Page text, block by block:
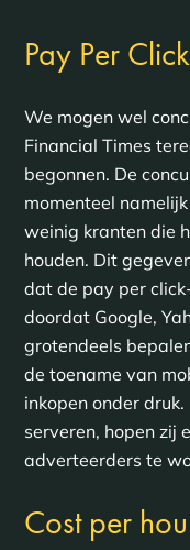
Pay Per
We mogen wel
Financial Times
begonnen. De
momenteel
weinig kranten die
houden. Dit
dat de pay per
doordat Google,
grotendeels
de toename van
inkopen onder
serveren, hopen zij
adverteerders te
Cost per